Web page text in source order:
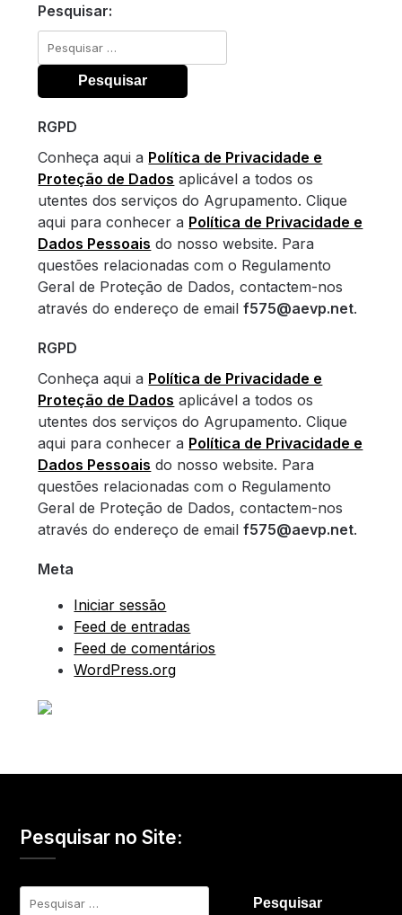
Pesquisar:
Pesquisar
por:
RGPD
Conheça aqui a Política de Privacidade e
Proteção de Dados aplicável a todos os
utentes dos serviços do Agrupamento. Clique
aqui para conhecer a Política de Privacidade e
Dados Pessoais do nosso website. Para
questões relacionadas com o Regulamento
Geral de Proteção de Dados, contactem-nos
através do endereço de emailf575@aevp.net.
RGPD
Conheça aqui a Política de Privacidade e
Proteção de Dados aplicável a todos os
utentes dos serviços do Agrupamento. Clique
aqui para conhecer a Política de Privacidade e
Dados Pessoais do nosso website. Para
questões relacionadas com o Regulamento
Geral de Proteção de Dados, contactem-nos
através do endereço de emailf575@aevp.net.
Meta
Iniciar sessão
Feed de entradas
Feed de comentários
WordPress.org
Pesquisar no Site:
Pesquisar